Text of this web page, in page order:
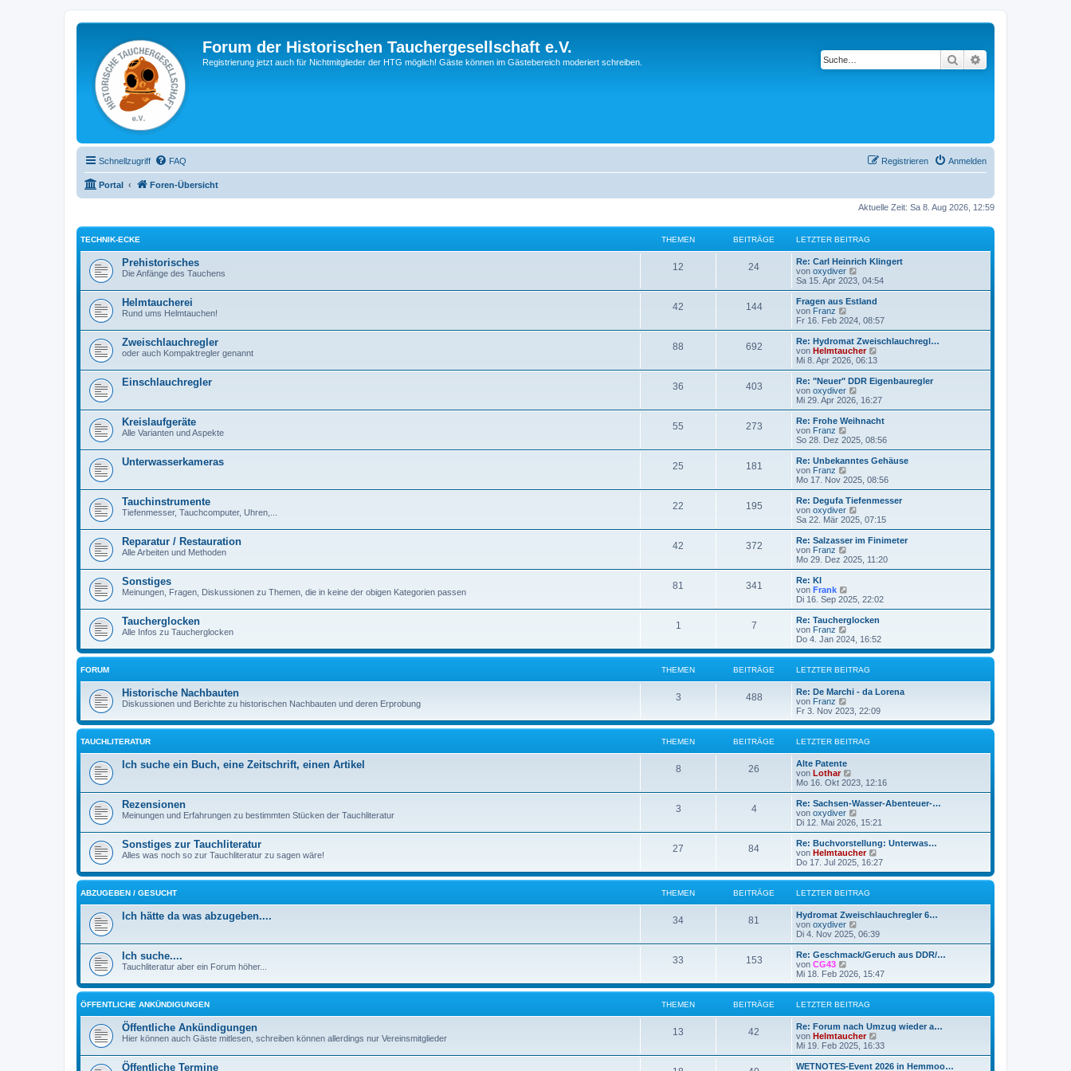
Forum der Historischen Tauchergesellschaft e.V.
Registrierung jetzt auch für Nichtmitglieder der HTG möglich! Gäste können im Gästebereich moderiert schreiben. Suche
Schnellzugriff FAQ Anmelden
Registrieren
Portal Foren-Übersicht
Aktuelle Zeit: Sa 8. Aug 2026, 12:59
TECHNIK-ECKE THEMEN BEITRÄGE LETZTER BEITRAG
Prehistorisches
Die Anfänge des Tauchens
12 24
Re: Carl Heinrich Klingert
von oxydiver
e
u
e
e
r
B
e
i
r
g
Sa 15. Apr 2023, 04:54
Helmtaucherei
Rund ums Helmtauchen!
42 144
Fragen aus Estland
von Franz
e
u
e
s
t
e
r
B
e
i
r
g
Fr 16. Feb 2024, 08:57
Zweischlauchregler
oder auch Kompaktregler genannt
88 692
Re: Hydromat Zweischlauchregl…
von Helmtaucher
u
e
s
t
r
B
e
i
r
g
Mi 8. Apr 2026, 06:13
Einschlauchregler 36 403
Re: "Neuer" DDR Eigenbauregler
von oxydiver
e
u
e
t
e
r
B
e
i
r
g
Mi 29. Apr 2026, 16:27
Kreislaufgeräte
Alle Varianten und Aspekte
55 273
Re: Frohe Weihnacht
von Franz
e
u
e
t
r
B
e
i
r
g
So 28. Dez 2025, 08:56
Unterwasserkameras 25 181
Re: Unbekanntes Gehäuse
von Franz
e
u
e
s
t
B
e
i
g
Mo 17. Nov 2025, 08:56
Tauchinstrumente
Tiefenmesser, Tauchcomputer, Uhren,...
22 195
Re: Degufa Tiefenmesser
von oxydiver
e
u
e
t
e
i
r
g
Sa 22. Mär 2025, 07:15
Reparatur / Restauration
Alle Arbeiten und Methoden
42 372
Re: Salzasser im Finimeter
von Franz
e
u
t
B
e
i
t
a
g
Mo 29. Dez 2025, 11:20
Sonstiges
Meinungen, Fragen, Diskussionen zu Themen, die in keine der obigen Kategorien passen
81 341
Re: KI
von Frank
e
u
e
s
t
r
B
e
i
t
a
g
Di 16. Sep 2025, 22:02
Taucherglocken
Alle Infos zu Taucherglocken
1 7
Re: Taucherglocken
von Franz
e
u
e
s
r
e
i
r
a
Do 4. Jan 2024, 16:52
FORUM THEMEN BEITRÄGE LETZTER BEITRAG
Historische Nachbauten
Diskussionen und Berichte zu historischen Nachbauten und deren Erprobung
3 488
Re: De Marchi - da Lorena
von Franz
e
u
e
s
B
e
i
t
r
a
g
Fr 3. Nov 2023, 22:09
TAUCHLITERATUR THEMEN BEITRÄGE LETZTER BEITRAG
Ich suche ein Buch, eine Zeitschrift, einen Artikel 8 26
Alte Patente
von Lothar
e
u
e
s
t
e
r
B
e
i
t
a
g
Mo 16. Okt 2023, 12:16
Rezensionen
Meinungen und Erfahrungen zu bestimmten Stücken der Tauchliteratur
3 4
Re: Sachsen-Wasser-Abenteuer-…
von oxydiver
e
u
e
s
e
r
B
e
i
t
a
g
Di 12. Mai 2026, 15:21
Sonstiges zur Tauchliteratur
Alles was noch so zur Tauchliteratur zu sagen wäre!
27 84
Re: Buchvorstellung: Unterwas…
von Helmtaucher
e
u
e
r
e
i
t
a
g
Do 17. Jul 2025, 16:27
ABZUGEBEN / GESUCHT THEMEN BEITRÄGE LETZTER BEITRAG
Ich hätte da was abzugeben.... 34 81
Hydromat Zweischlauchregler 6…
von oxydiver
e
u
e
t
e
r
B
e
i
t
r
a
g
Di 4. Nov 2025, 06:39
Ich suche....
Tauchliteratur aber ein Forum höher...
33 153
Re: Geschmack/Geruch aus DDR/…
von CG43
e
u
e
s
r
B
e
i
t
Mi 18. Feb 2026, 15:47
ÖFFENTLICHE ANKÜNDIGUNGEN THEMEN BEITRÄGE LETZTER BEITRAG
Öffentliche Ankündigungen
Hier können auch Gäste mitlesen, schreiben können allerdings nur Vereinsmitglieder
13 42
Re: Forum nach Umzug wieder a…
von Helmtaucher
e
u
e
Mi 19. Feb 2025, 16:33
Öffentliche Termine
WETNOTES-Event 2026 in Hemmoo…